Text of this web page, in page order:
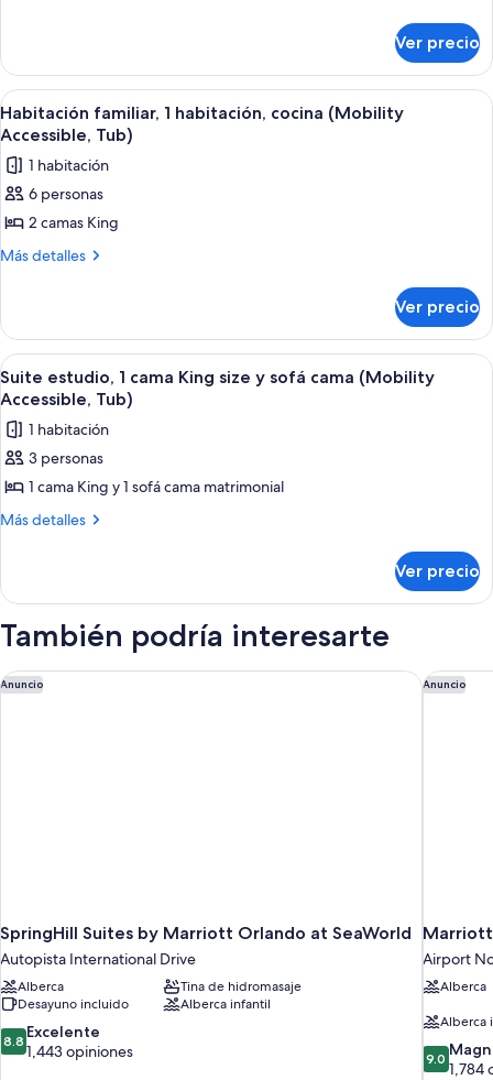
(Mobility/Hearing
Access,
Roll-
In
Shwr)
estudio,
varias
camas
(Mobility/Hearing
Roll-
In
Ver precio
Abrir
todas
las
fotos
de
Habitación
familiar,
cocina
(Mobility
Accessible,
Tub)
Habitación de hotel con dos camas,
5
Habitación familiar, 1 habitación, cocina (Mobility
Accessible, Tub)
1 habitación
6 personas
2 camas King
Más detalles
Más
familiar,
habitación,
cocina
Accessible,
Tub)
Ver precio
Abrir
todas
las
fotos
de
Suite
estudio,
King
size
y
sofá
cama
Una habitación de hotel moderna
6
Suite estudio, 1 cama King size y sofá cama (Mobility
Accessible, Tub)
1 habitación
3 personas
1 cama King y 1 sofá cama matrimonial
Más detalles
Más
estudio,
cama
size
y
Ver precio
También podría interesarte
Anuncio
SpringHill Suites by Marriott Orlando at SeaWorld
Autopista International Drive
Alberca
Tina de hidromasaje
Desayuno incluido
Alberca infantil
8.8
de
8.8 Excelente
1,443 opiniones
SpringHill Suites by Marriott Orlando at SeaWorld Anuncio
Airport
Alberca
Alberca
9.0
de
9.0
1,784
Marriott